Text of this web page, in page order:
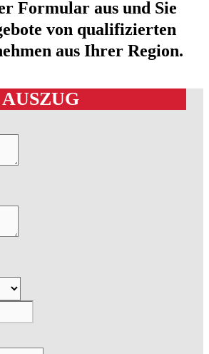
Formular aus und Sie
von qualifizierten
aus Ihrer Region.
AUSZUG